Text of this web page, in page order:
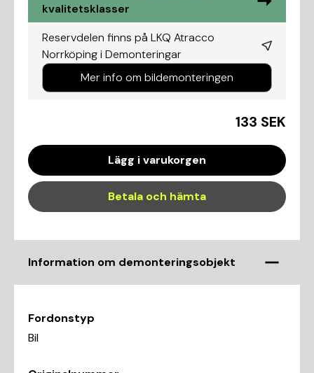
kvalitetsklasser
Reservdelen finns på LKQ Atracco
Norrköping i Demonteringar
Mer info om bildemonteringen
133 SEK
Lägg i varukorgen
Betala och hämta
Information om demonteringsobjekt
Fordonstyp
Bil